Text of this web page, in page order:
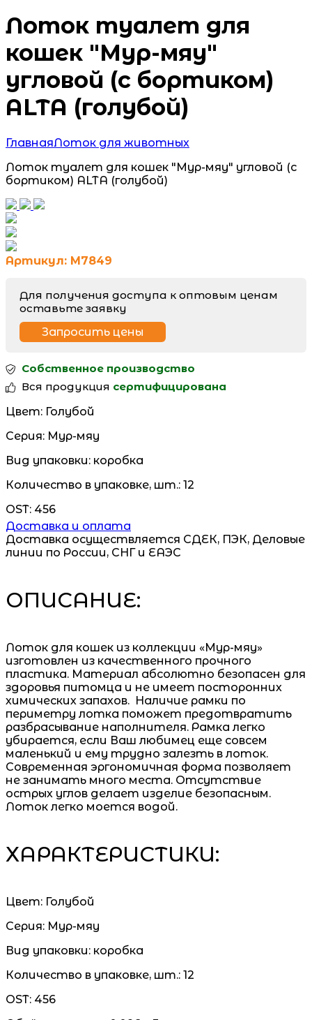
Лоток туалет для
кошек "Мур-мяу"
угловой (с бортиком)
ALTA (голубой)
ГлавнаяЛоток для животных
Лоток туалет для кошек "Мур-мяу" угловой (с
бортиком) ALTA (голубой)
Артикул: М7849
Для получения доступа к оптовым ценам
оставьте заявку
Запросить цены
Собственное производство
Вся продукция сертифицирована
Цвет: Голубой
Серия: Мур-мяу
Вид упаковки: коробка
Количество в упаковке, шт.: 12
OST: 456
Доставка и оплата
Доставка осуществляется СДЕК, ПЭК, Деловые
линии по России, СНГ и ЕАЭС
ОПИСАНИЕ:
Лоток для кошек из коллекции «Мур-мяу»
изготовлен из качественного прочного
пластика. Материал абсолютно безопасен для
здоровья питомца и не имеет посторонних
химических запахов. Наличие рамки по
периметру лотка поможет предотвратить
разбрасывание наполнителя. Рамка легко
убирается, если Ваш любимец еще совсем
маленький и ему трудно залезть в лоток.
Современная эргономичная форма позволяет
не занимать много места. Отсутствие
острых углов делает изделие безопасным.
Лоток легко моется водой.
ХАРАКТЕРИСТИКИ:
Цвет: Голубой
Серия: Мур-мяу
Вид упаковки: коробка
Количество в упаковке, шт.: 12
OST: 456